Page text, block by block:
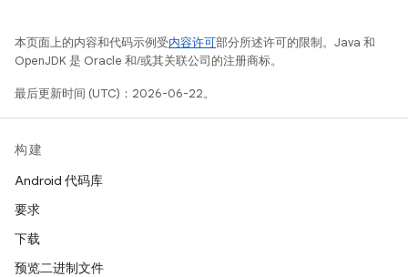
本页面上的内容和代码示例受内容许可部分所述许可的限制。Java 和
OpenJDK 是 Oracle 和/或其关联公司的注册商标。
最后更新时间 (UTC)：2026-06-22。
构建
Android 代码库
要求
下载
预览二进制文件